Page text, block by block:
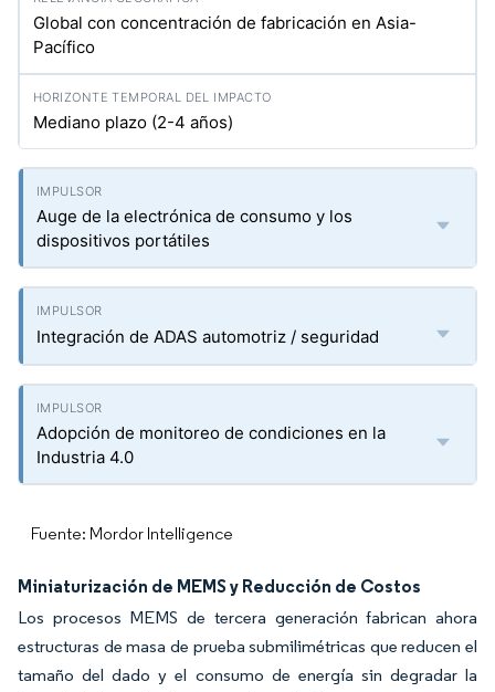
Global con concentración de fabricación en Asia-
Pacífico
Mediano plazo (2-4 años)
Auge de la electrónica de consumo y los
dispositivos portátiles
Integración de ADAS automotriz / seguridad
Adopción de monitoreo de condiciones en la
Industria 4.0
Fuente: Mordor Intelligence
Miniaturización de MEMS y Reducción de Costos
Los procesos MEMS de tercera generación fabrican ahora
estructuras de masa de prueba submilimétricas que reducen el
tamaño del dado y el consumo de energía sin degradar la